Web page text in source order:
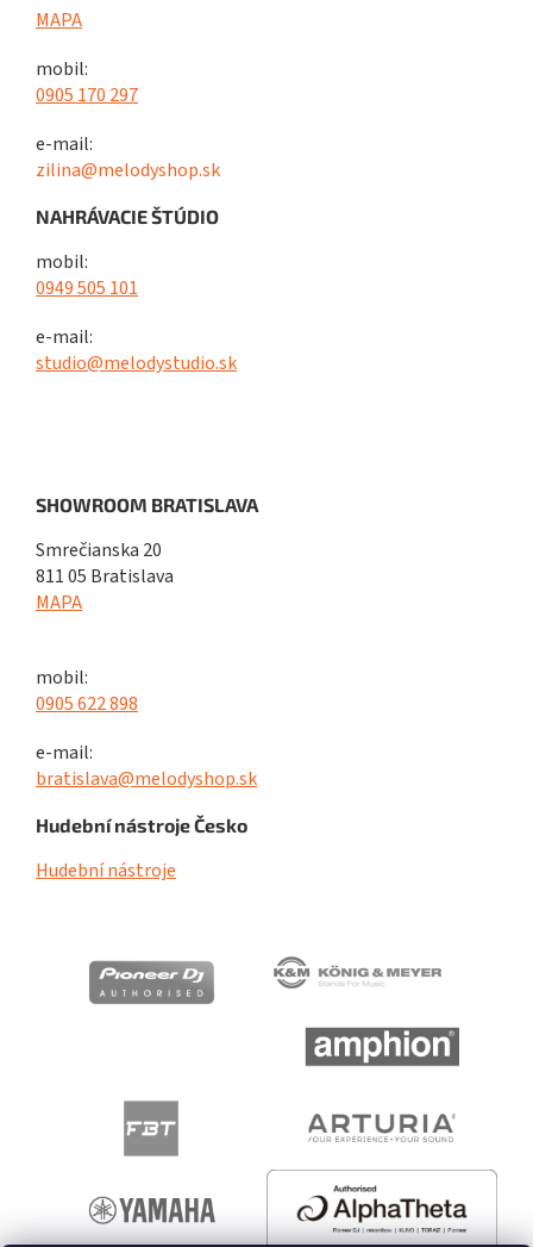
MAPA
mobil:
0905 170 297
e-mail:
zilina@melodyshop.sk
NAHRÁVACIE ŠTÚDIO
mobil:
0949 505 101
e-mail:
studio@melodystudio.sk
SHOWROOM BRATISLAVA
Smrečianska 20
811 05 Bratislava
MAPA
mobil:
0905 622 898
e-mail:
bratislava@melodyshop.sk
Hudební nástroje Česko
Hudební nástroje